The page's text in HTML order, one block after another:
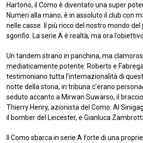
Hartono, il Como è diventato una super
Numeri alla mano, è in assoluto il club con
nelle casse. Il più ricco del nostro mondo
sgonfio. La serie A è realtà, ma ora
Un tandem strano in panchina, ma
mediaticamente potente: Roberts e
testimoniano tutta l’internazionalità di
notte della storia, in tribuna c’erano
seduto accanto a Mirwan Suwarso, il
Thierry Henry, azionista del Como. Al
il bomber del Leicester, e Gianluca
Il Como sbarca in serie A forte di una